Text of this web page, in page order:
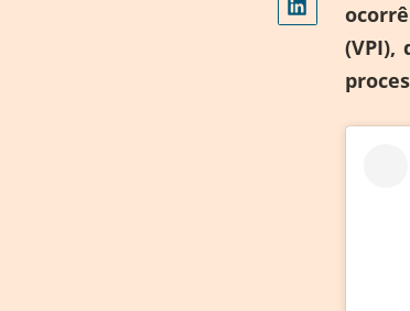
(VPI),